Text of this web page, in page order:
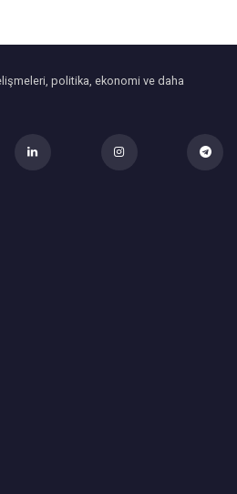
politika, ekonomi ve daha